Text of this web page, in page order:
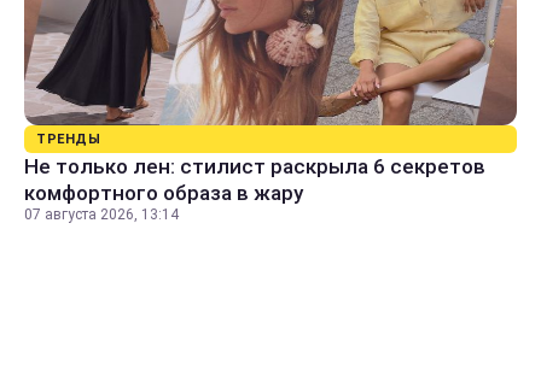
ТРЕНДЫ
Не только лен: стилист раскрыла 6 секретов
комфортного образа в жару
07 августа 2026, 13:14